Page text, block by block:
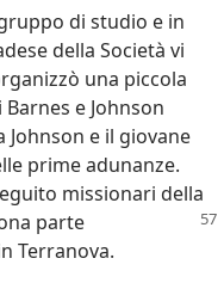
di studio e in
della Società vi
una piccola
e Johnson
Johnson e il giovane
prime adunanze.
missionari della
parte
Terranova.